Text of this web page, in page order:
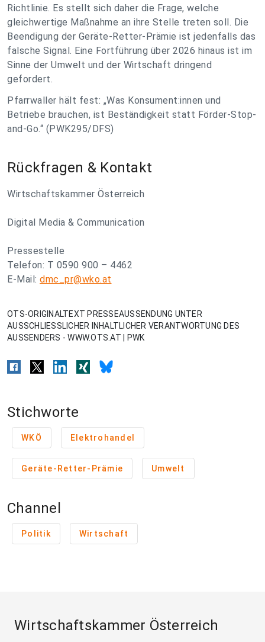
Richtlinie. Es stellt sich daher die Frage, welche
gleichwertige Maßnahme an ihre Stelle treten soll. Die
Beendigung der Geräte-Retter-Prämie ist jedenfalls das
falsche Signal. Eine Fortführung über 2026 hinaus ist im
Sinne der Umwelt und der Wirtschaft dringend
gefordert.
Pfarrwaller hält fest: „Was Konsument:innen und
Betriebe brauchen, ist Beständigkeit statt Förder-Stop-
and-Go.“ (PWK295/DFS)
Rückfragen & Kontakt
Wirtschaftskammer Österreich
Digital Media & Communication
Pressestelle
Telefon: T 0590 900 – 4462
E-Mail: dmc_pr@wko.at
OTS-ORIGINALTEXT PRESSEAUSSENDUNG UNTER
AUSSCHLIESSLICHER INHALTLICHER VERANTWORTUNG DES
AUSSENDERS - WWW.OTS.AT | PWK
Stichworte
WKÖ Elektrohandel
Geräte-Retter-Prämie Umwelt
Channel
Politik Wirtschaft
Wirtschaftskammer Österreich